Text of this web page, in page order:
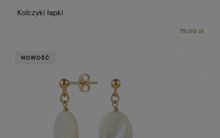
Kolczyki łapki
79,00 zł
NOWOŚĆ